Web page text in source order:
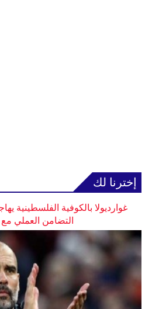
إخترنا لك
غوارديولا بالكوفية الفلسطينية
التضامن العملي